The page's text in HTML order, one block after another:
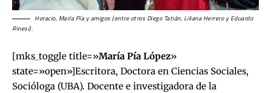
Horacio, María Pía y amigos (entre otros Diego Tatián, Liliana Herrero y Eduardo
Rinesi).
[mks_toggle title=»María Pía López»
state=»open»]Escritora, Doctora en Ciencias Sociales,
Socióloga (UBA). Docente e investigadora de la